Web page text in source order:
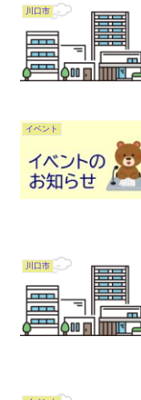
川口市
イベント
川口市